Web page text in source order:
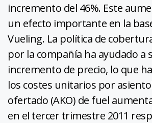
incremento del 46%. Este
un efecto importante en la
Vueling. La política de
por la compañía ha ayudado a
incremento de precio, lo que
los costes unitarios por
ofertado (AKO) de fuel
en el tercer trimestre 2011